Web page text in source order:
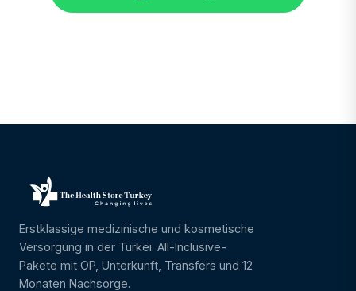
Erstklassige medizinische und kosmetische
Versorgung in der Türkei. All-Inclusive-
Pakete mit OP, Unterkunft, Transfers und 12
Monaten Nachsorge.